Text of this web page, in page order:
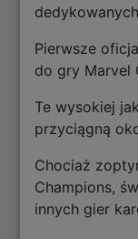
Pierwsze
do gry Marvel
Te wysokiej
przyciągną
Chociaż
Champions,
innych gier